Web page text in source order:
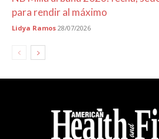
para rendir al máximo
Lidya Ramos 28/07/2026